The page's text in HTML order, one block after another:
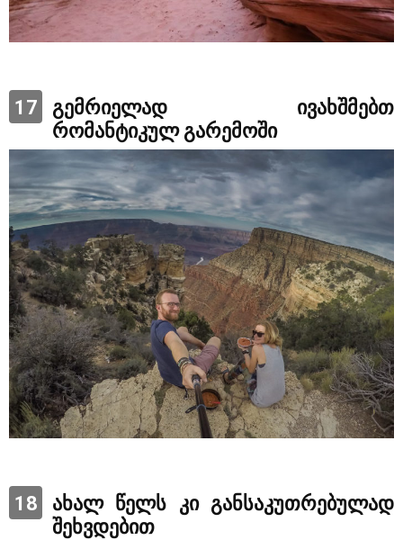
17
გემრიელად ივახშმებთ
რომანტიკულ გარემოში
18
ახალ წელს კი განსაკუთრებულად
შეხვდებით